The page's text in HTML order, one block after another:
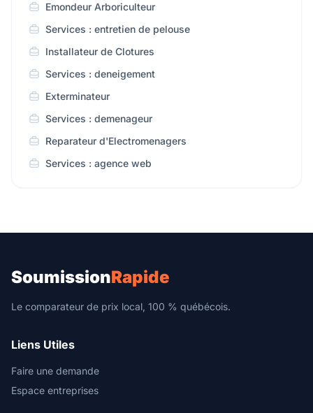
Emondeur Arboriculteur
Services : entretien de pelouse
Installateur de Clotures
Services : deneigement
Exterminateur
Services : demenageur
Reparateur d'Electromenagers
Services : agence web
SoumissionRapide
Le comparateur de prix local, 100 % québécois.
Liens Utiles
Faire une demande
Espace entreprises